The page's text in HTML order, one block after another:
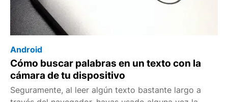
Android
Cómo buscar palabras en un texto con la
cámara de tu dispositivo
Seguramente, al leer algún texto bastante largo a